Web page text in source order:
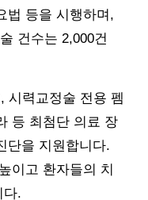
법 등을 시행하며,
건수는 2,000건
시력교정술 전용 펨
등 최첨단 의료 장
단을 지원합니다.
이고 환자들의 치
다.